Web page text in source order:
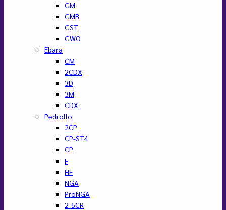
GM
GMB
GST
GWO
Ebara
CM
2CDX
3D
3M
CDX
Pedrollo
2CP
CP-ST4
CP
F
HF
NGA
ProNGA
2-5CR